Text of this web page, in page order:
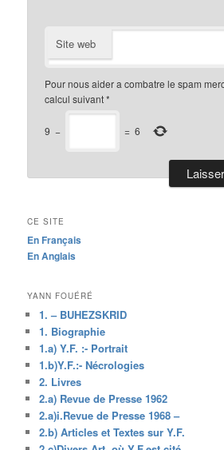
Site web
Pour nous aider a combatre le spam
calcul suivant*
9 − = 6
CE SITE
En Français
En Anglais
YANN FOUÉRÉ
1. – BUHEZSKRID
1. Biographie
1.a) Y.F. :- Portrait
1.b)Y.F.:- Nécrologies
2. Livres
2.a) Revue de Presse 1962
2.a)i.Revue de Presse 1968 –
2.b) Articles et Textes sur Y.F.